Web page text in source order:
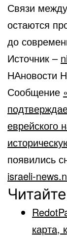
Связи
остаются
до
Источник –
НАновости
Сообщение
еврейского
появились
israeli-
карта,